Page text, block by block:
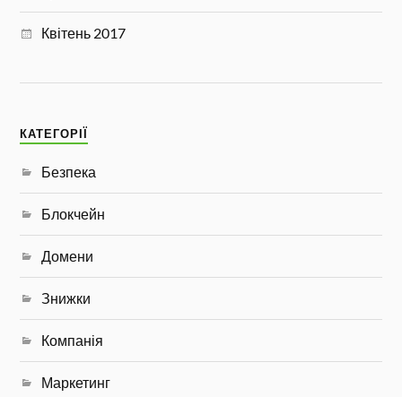
Квітень 2017
КАТЕГОРІЇ
Безпека
Блокчейн
Домени
Знижки
Компанія
Маркетинг